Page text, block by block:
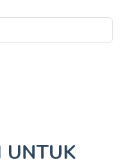
UNTUK